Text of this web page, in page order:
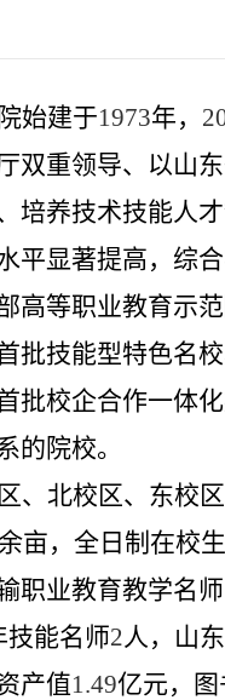
始建于1973年，
双重领导、以山
培养技术技能人
平显著提高，综
高等职业教育示
批技能型特色名
批校企合作一体
的院校。
、北校区、东校
亩，全日制在校生
职业教育教学名师
技能名师2人，山
产值1.49亿元，图